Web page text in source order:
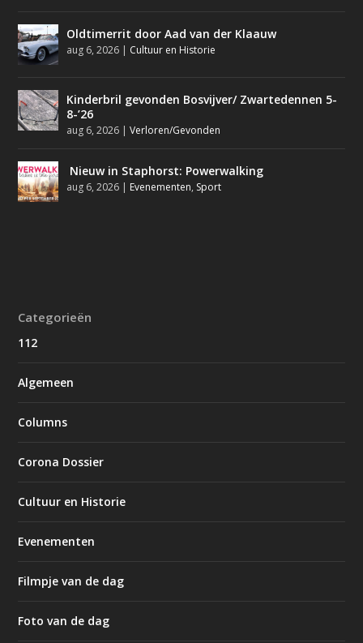
Oldtimerrit door Aad van der Klaauw
aug 6, 2026 | Cultuur en Historie
Kinderbril gevonden Bosvijver/ Zwartedennen 5-
8-’26
aug 6, 2026 |Verloren/Gevonden
Nieuw in Staphorst: Powerwalking
aug 6, 2026 | Evenementen, Sport
Categorieën
112
Algemeen
Columns
Corona Dossier
Cultuur en Historie
Evenementen
Filmpje van de dag
Foto van de dag